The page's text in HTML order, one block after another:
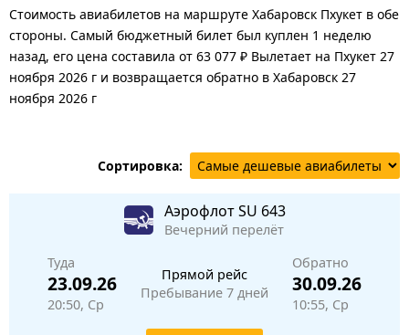
Стоимость авиабилетов на маршруте Хабаровск Пхукет в обе
стороны. Самый бюджетный билет был куплен 1 неделю
назад, его цена составила от 63 077 ₽ Вылетает на Пхукет 27
ноября 2026 г и возвращается обратно в Хабаровск 27
ноября 2026 г
Сортировка:
АэрофлотSU 643
Вечерний перелёт
Туда
23.09.26
20:50, Ср
Прямой рейс
Пребывание 7 дней
Обратно
30.09.26
10:55, Ср